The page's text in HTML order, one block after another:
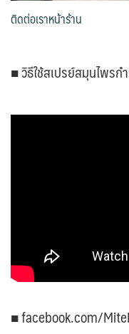
ติดต่อเราหน้าร้าน
■ วิธีใช้สเปรย์สมุนไพรก
■ facebook.com/